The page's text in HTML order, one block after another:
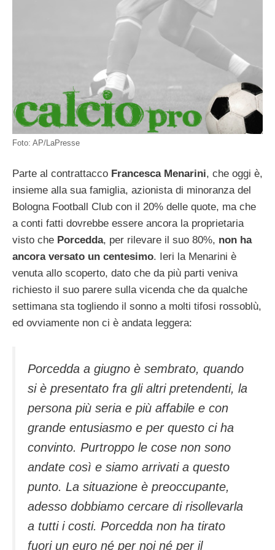
Foto: AP/LaPresse
Parte al contrattacco Francesca Menarini, che oggi è,
insieme alla sua famiglia, azionista di minoranza del
Bologna Football Club con il 20% delle quote, ma che
a conti fatti dovrebbe essere ancora la proprietaria
visto che Porcedda, per rilevare il suo 80%, non ha
ancora versato un centesimo. Ieri la Menarini è
venuta allo scoperto, dato che da più parti veniva
richiesto il suo parere sulla vicenda che da qualche
settimana sta togliendo il sonno a molti tifosi rossoblù,
ed ovviamente non ci è andata leggera:
Porcedda a giugno è sembrato, quando
si è presentato fra gli altri pretendenti, la
persona più seria e più affabile e con
grande entusiasmo e per questo ci ha
convinto. Purtroppo le cose non sono
andate così e siamo arrivati a questo
punto. La situazione è preoccupante,
adesso dobbiamo cercare di risollevarla
a tutti i costi. Porcedda non ha tirato
fuori un euro né per noi né per il